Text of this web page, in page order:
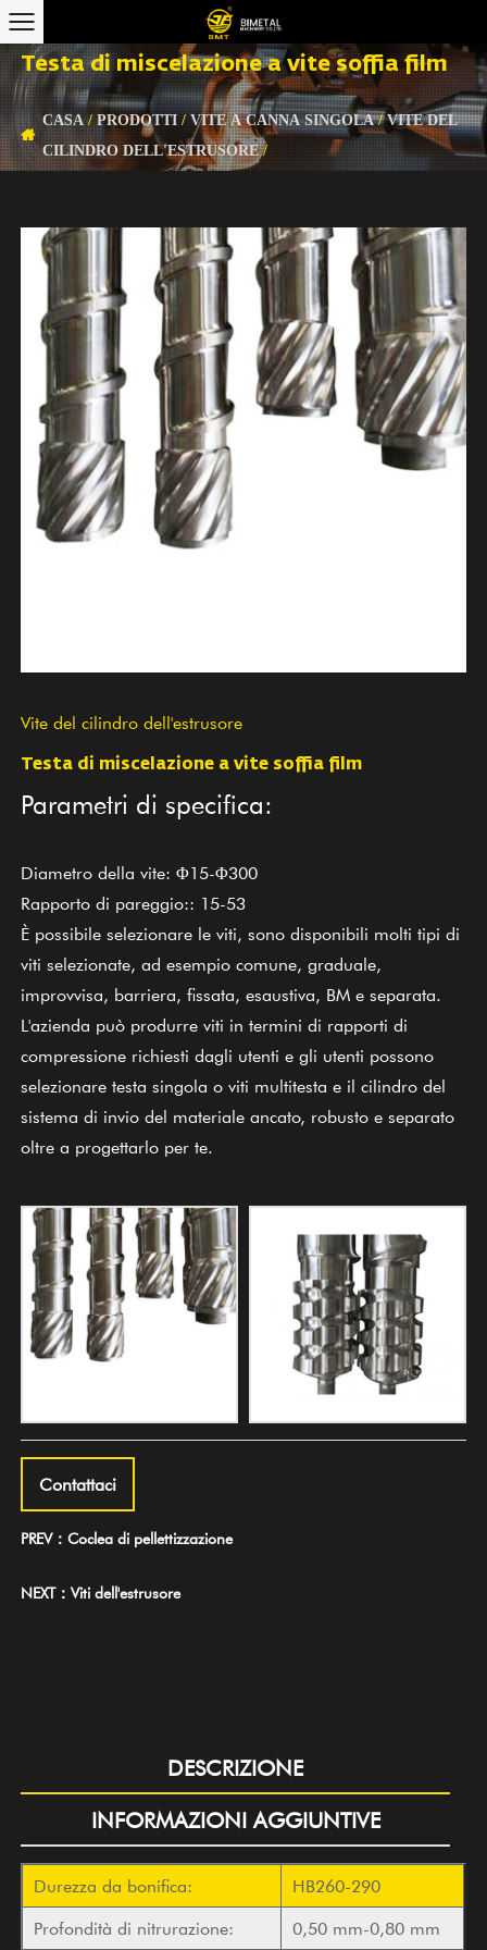
Testa di miscelazione a vite soffia film
CASA /PRODOTTI /VITE A CANNA SINGOLA/VITE DEL
CILINDRO DELL'ESTRUSORE/
Vite del cilindro dell'estrusore
Testa di miscelazione a vite soffia film
Parametri di specifica:
Diametro della vite: Φ15-Φ300
Rapporto di pareggio:: 15-53
È possibile selezionare le viti, sono disponibili molti tipi di
viti selezionate, ad esempio comune, graduale,
improvvisa, barriera, fissata, esaustiva, BM e separata.
L'azienda può produrre viti in termini di rapporti di
compressione richiesti dagli utenti e gli utenti possono
selezionare testa singola o viti multitesta e il cilindro del
sistema di invio del materiale ancato, robusto e separato
oltre a progettarlo per te.
Contattaci
PREV：Coclea di pellettizzazione
NEXT：Viti dell'estrusore
DESCRIZIONE
INFORMAZIONI AGGIUNTIVE
Durezza da bonifica:
HB260-290
Profondità di nitrurazione:
0,50 mm-0,80 mm